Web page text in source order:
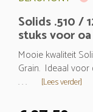
Solids .510 /
stuks voor
Mooie kwaliteit
Grain. Ideaal voor
. . .
[Lees verder]